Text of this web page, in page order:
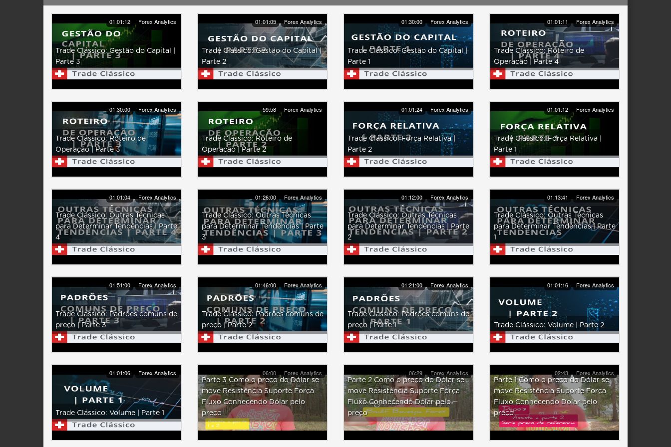
01:01:12 Forex Analytics
Trade Clássico: Gestão do Capital |
Parte 3
01:01:05 Forex Analytics
Trade Clássico: Gestão do Capital |
Parte 2
01:30:00 Forex Analytics
Trade Clássico: Gestão do Capital |
Parte 1
01:01:11 Forex Analytics
Trade Clássico: Roteiro de
Operação | Parte 4
01:30:00 Forex Analytics
Trade Clássico: Roteiro de
Operação | Parte 3
59:58 Forex Analytics
Trade Clássico: Roteiro de
Operação | Parte 2
01:01:24 Forex Analytics
Trade Clássico: Força Relativa |
Parte 2
01:01:12 Forex Analytics
Trade Clássico: Força Relativa |
Parte 1
01:01:04 Forex Analytics
Trade Clássico: Outras Técnicas
para Determinar Tendências | Parte
4
01:26:00 Forex Analytics
Trade Clássico: Outras Técnicas
para Determinar Tendências | Parte
3
01:12:00 Forex Analytics
Trade Clássico: Outras Técnicas
para Determinar Tendências | Parte
2
01:13:41 Forex Analytics
Trade Clássico: Outras Técnicas
para Determinar Tendências | Parte
1
01:51:00 Forex Analytics
Trade Clássico: Padrões comuns de
preço | Parte 3
01:46:00 Forex Analytics
Trade Clássico: Padrões comuns de
preço | Parte 2
01:21:00 Forex Analytics
Trade Clássico: Padrões comuns de
preço | Parte 1
01:01:16 Forex Analytics
Trade Clássico: Volume | Parte 2
01:01:06 Forex Analytics
Trade Clássico: Volume | Parte 1
06:00 Forex Analytics
Parte 3 Como o preço do Dólar se
move Resistência Suporte Força
Fluxo Conhecendo Dólar pelo
preço
06:29 Forex Analytics
Parte 2 Como o preço do Dólar se
move Resistência Suporte Força
Fluxo Conhecendo Dolar pelo
preço
02:43 Forex Analytics
Parte 1 Como o preço do Dólar se
move Resistência Suporte Força
Fluxo Conhecendo Dolar pelo
preço